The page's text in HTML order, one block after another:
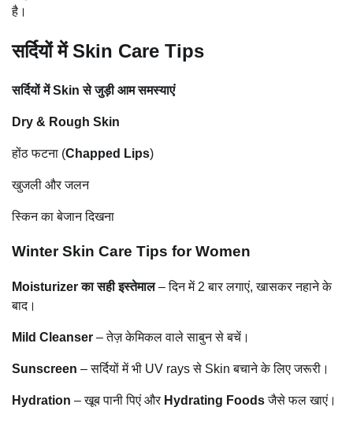
है।
सर्दियों में Skin Care Tips
सर्दियों में Skin से जुड़ी आम समस्याएं
Dry & Rough Skin
होंठ फटना (Chapped Lips)
खुजली और जलन
स्किन का बेजान दिखना
Winter Skin Care Tips for Women
Moisturizer का सही इस्तेमाल– दिन में 2 बार लगाएं, खासकर नहाने के
बाद।
Mild Cleanser – तेज़ केमिकल वाले साबुन से बचें।
Sunscreen – सर्दियों में भी UV rays से Skin बचाने के लिए जरूरी।
Hydration – खूब पानी पिएं और Hydrating Foodsजैसे फल खाएं।